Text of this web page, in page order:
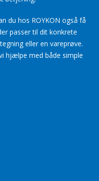
du hos ROYKON også få
passer til dit konkrete
eller en vareprøve.
hjælpe med både simple